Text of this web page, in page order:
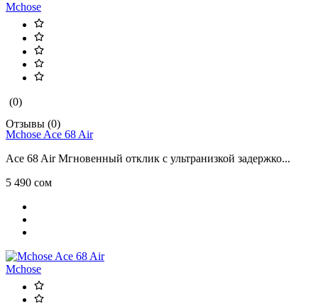
Mchose
(0)
Отзывы (0)
Mchose Ace 68 Air
Ace 68 Air Мгновенный отклик с ультранизкой задержко...
5 490 сом
Mchose